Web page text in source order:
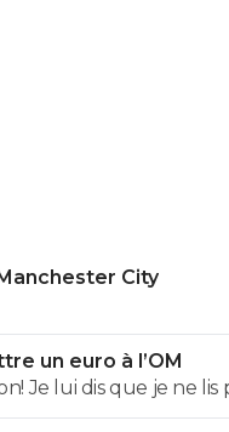
City
un euro à l’OM
Je lui dis que je ne lis
émojis et il